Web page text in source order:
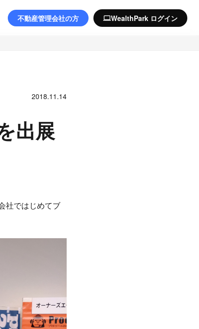
不動産管理会社の方 computerWealthPark ログイン
2018.11.14
出展
社ではじめてブ